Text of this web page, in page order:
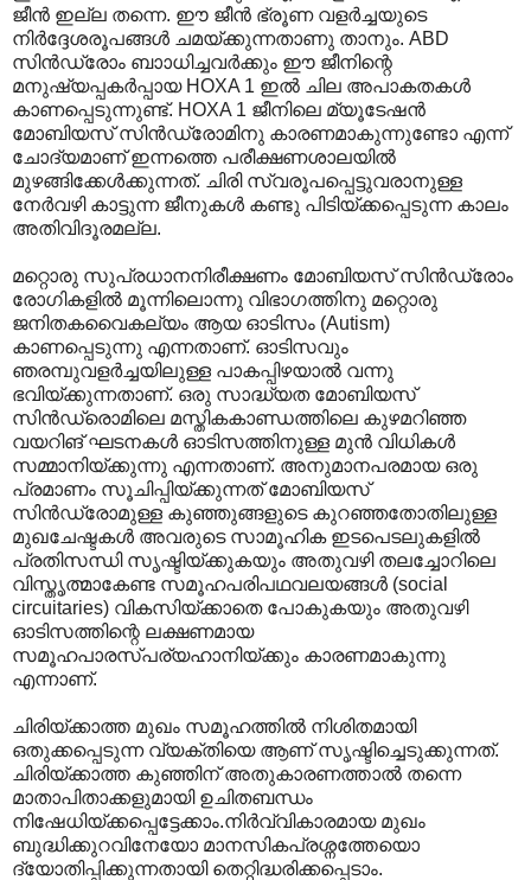
ജീൻ ഇല്ല തന്നെ. ഈ ജീൻ ഭ്രൂണ വളർച്ചയുടെ
നിർദ്ദേശരൂപങ്ങൾ ചമയ്ക്കുന്നതാണു താനും. ABD
സിൻഡ്രോം ബാ‍ാധിച്ചവർക്കും ഈ ജീനിന്റെ
മനുഷ്യപ്പകർപ്പായ HOXA 1 ഇൽ ചില അപാകതകൾ
കാണപ്പെടുന്നുണ്ട്. HOXA 1 ജീനിലെ മ്യൂടേഷൻ
മോബിയസ് സിൻഡ്രോമിനു കാരണമാകുന്നുണ്ടോ എന്ന്
ചോദ്യമാണ് ഇന്നത്തെ പരീക്ഷണശാലയിൽ
മുഴങ്ങിക്കേൾക്കുന്നത്. ചിരി സ്വരൂപപ്പെട്ടുവരാനുള്ള
നേർവഴി കാട്ടുന്ന ജീനുകൾ കണ്ടു പിടിയ്ക്കപ്പെടുന്ന കാലം
അതിവിദൂരമല്ല.
മറ്റൊരു സുപ്രധാനനിരീക്ഷണം മോബിയസ് സിൻഡ്രോം
രോഗികളിൽ മൂന്നിലൊന്നു വിഭാഗത്തിനു മറ്റൊരു
ജനിതകവൈകല്യം ആയ ഓടിസം (Autism)
കാണപ്പെടുന്നു എന്നതാണ്. ഓടിസവും
ഞരമ്പുവളർച്ചയിലുള്ള പാകപ്പിഴയാൽ വന്നു
ഭവിയ്ക്കുന്നതാണ്. ഒരു സാദ്ധ്യത മോബിയസ്
സിൻഡ്രൊമിലെ മസ്തികകാണ്ഡത്തിലെ കുഴമറിഞ്ഞ
വയറിങ് ഘടനകൾ ഓടിസത്തിനുള്ള മുൻ വിധികൾ
സമ്മാനിയ്ക്കുന്നു എന്നതാണ്. അനുമാനപരമായ ഒരു
പ്രമാണം സൂചിപ്പിയ്ക്കുന്നത് മോബിയസ്
സിൻഡ്രോമുള്ള കുഞ്ഞുങ്ങളുടെ കുറഞ്ഞതോതിലുള്ള
മുഖചേഷ്ടകൾ അവരുടെ സാമൂഹിക ഇടപെടലുകളിൽ
പ്രതിസന്ധി സൃഷ്ടിയ്ക്കുകയും അതുവഴി തലച്ചോറിലെ
വിസ്തൃത്മാകേണ്ട സമൂഹപരിപഥവലയങ്ങൾ (social
circuitaries) വികസിയ്ക്കാതെ പോകുകയും അതുവഴി
ഓടിസത്തിന്റെ ലക്ഷണമായ
സമൂഹപാരസ്പര്യഹാനിയ്ക്കും കാരണമാകുന്നു
എന്നാണ്.
ചിരിയ്ക്കാത്ത മുഖം സമൂഹത്തിൽ നിശിതമായി
ഒതുക്കപ്പെടുന്ന വ്യക്തിയെ ആണ് സൃഷ്ടിച്ചെടുക്കുന്നത്.
ചിരിയ്ക്കാത്ത കുഞ്ഞിന് അതുകാരണത്താൽ തന്നെ
മാതാപിതാക്കളുമായി ഉചിതബന്ധം
നിഷേധിയ്ക്കപ്പെട്ടേക്കാം.നിർവ്വികാരമായ മുഖം
ബുദ്ധിക്കുറവിനേയോ മാനസികപ്രശ്നത്തേയൊ
ദ്യോതിപ്പിക്കുന്നതായി തെറ്റിദ്ധരിക്കപ്പെടാം.